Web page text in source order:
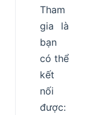
Tham
gia là
bạn
có thể
kết
nối
được: